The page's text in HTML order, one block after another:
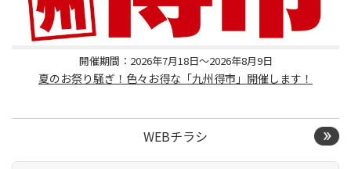
開催期間：2026年7月18日～2026年8月9日
夏のお祭り騒ぎ！色々お得な「九州得市」開催します！
WEBチラシ